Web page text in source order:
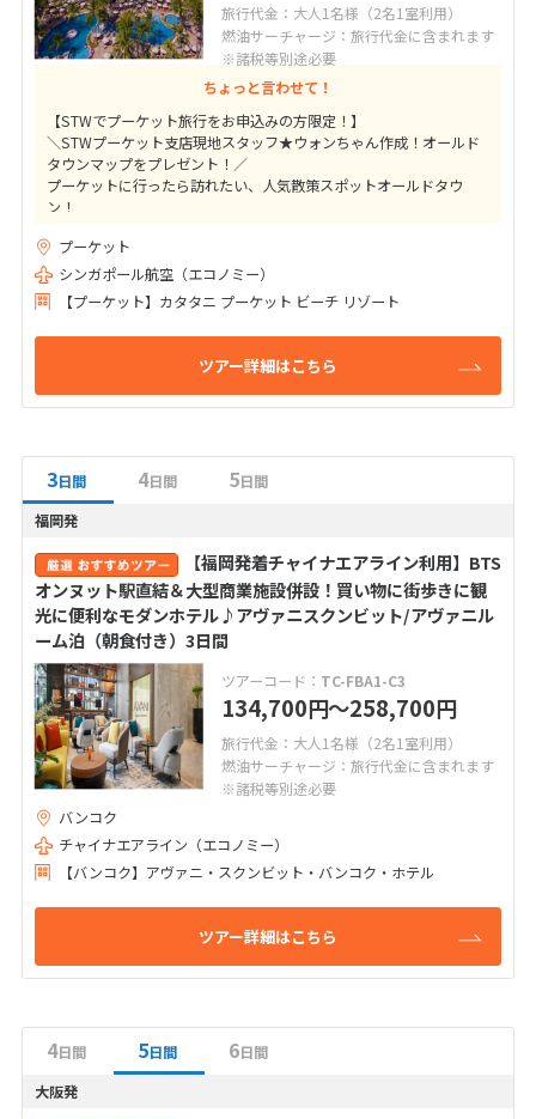
旅行代金：大人1名様（2名1室利用）
燃油サーチャージ：旅行代金に含まれます
※諸税等別途必要
ちょっと言わせて！
【STWでプーケット旅行をお申込みの方限定！】
＼STWプーケット支店現地スタッフ★ウォンちゃん作成！オールド
タウンマップをプレゼント！／
プーケットに行ったら訪れたい、人気散策スポットオールドタウ
ン！
せて頂きます★
プーケット
シンガポール航空（エコノミー）
【プーケット】カタタニ プーケット ビーチ リゾート
ツアー詳細はこちら
3日間 4日間 5日間
福岡発
【福岡発着チャイナエアライン利用】BTS
オンヌット駅直結＆大型商業施設併設！買い物に街歩きに観
光に便利なモダンホテル♪アヴァニスクンビット/アヴァニル
ーム泊（朝食付き）3日間
ツアーコード： TC-FBA1-C3
134,700円〜258,700円
旅行代金：大人1名様（2名1室利用）
燃油サーチャージ：旅行代金に含まれます
※諸税等別途必要
バンコク
チャイナエアライン（エコノミー）
【バンコク】アヴァニ・スクンビット・バンコク・ホテル
ツアー詳細はこちら
4日間 5日間 6日間
大阪発